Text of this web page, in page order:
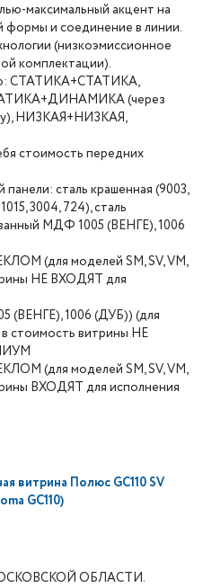
максимальный акцент на
и соединение в линии.
(низкоэмиссионное
комплектации).
СТАТИКА+СТАТИКА,
(через
НИЗКАЯ+НИЗКАЯ,
стоимость передних
сталь крашенная (9003,
3004, 724), сталь
МДФ 1005 (ВЕНГЕ), 1006
(для моделей SM, SV, VM,
НЕ ВХОДЯТ для
1006 (ДУБ)) (для
в стоимость витрины НЕ
(для моделей SM, SV, VM,
ВХОДЯТ для исполнения
витрина Полюс GC110 SV
GC110)
ОБЛАСТИ.